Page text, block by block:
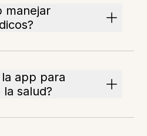
manejar
app para
salud?